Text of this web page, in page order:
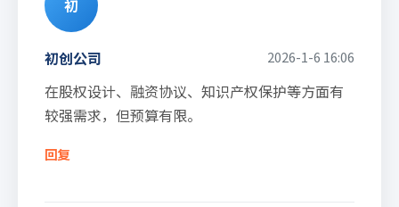
初
初创公司 2026-1-6 16:06
在股权设计、融资协议、知识产权保护等方面有
较强需求，但预算有限。
回复